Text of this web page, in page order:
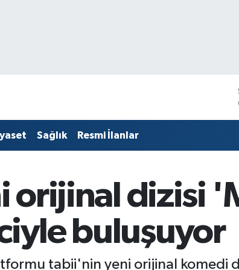
Sağlık Resmi İlanlar
orijinal dizisi
buluşuyor
tabii'nin yeni orijinal komedi